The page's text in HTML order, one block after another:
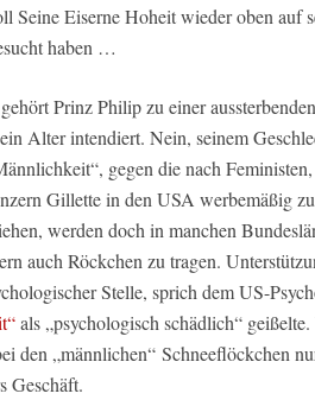
Seine Eiserne Hoheit wieder oben auf
haben …
Prinz Philip zu einer
Alter intendiert. Nein, seinem
gegen die nach
Gillette in den USA werbemäßig
werden doch in manchen
auch Röckchen zu tragen.
Stelle, sprich dem US-
als „psychologisch schädlich“
den „männlichen“ Schneeflöckchen
Geschäft.